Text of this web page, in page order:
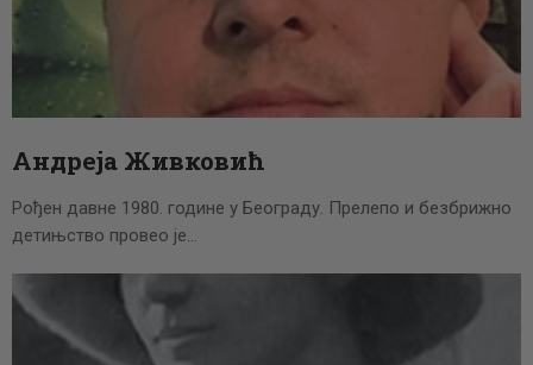
Андреја Живковић
Рођен давне 1980. године у Београду. Прелепо и безбрижно
детињство провео је…